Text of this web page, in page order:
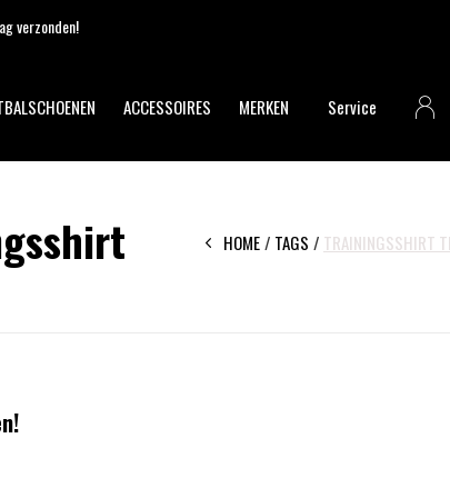
ACCESSOIRES MERKEN Service
verzonden!
HOME TAGS TRAININGSSHIRT